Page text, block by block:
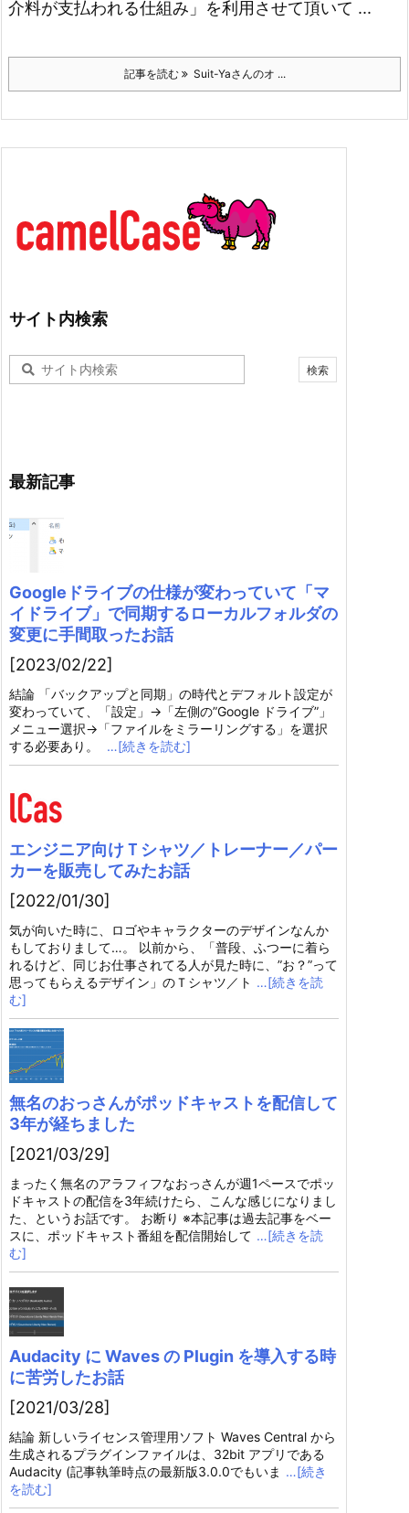
介料が支払われる仕組み」を利用させて頂いて ...
記事を読む Suit-Yaさんのオ ...
サイト内検索
最新記事
Googleドライブの仕様が変わっていて「マ
イドライブ」で同期するローカルフォルダの
変更に手間取ったお話
[2023/02/22]
結論 「バックアップと同期」の時代とデフォルト設定が
変わっていて、「設定」→「左側の”Google ドライブ”」
メニュー選択→「ファイルをミラーリングする」を選択
する必要あり。
…[続きを読む]
エンジニア向けＴシャツ／トレーナー／パー
カーを販売してみたお話
[2022/01/30]
気が向いた時に、ロゴやキャラクターのデザインなんか
もしておりまして…。 以前から、「普段、ふつーに着ら
れるけど、同じお仕事されてる人が見た時に、”お？”って
思ってもらえるデザイン」のＴシャツ／ト …[続きを読
む]
無名のおっさんがポッドキャストを配信して
3年が経ちました
[2021/03/29]
まったく無名のアラフィフなおっさんが週1ペースでポッ
ドキャストの配信を3年続けたら、こんな感じになりまし
た、というお話です。 お断り ※本記事は過去記事をベー
スに、ポッドキャスト番組を配信開始して …[続きを読
む]
Audacity に Waves の Plugin を導入する時
に苦労したお話
[2021/03/28]
結論 新しいライセンス管理用ソフト Waves Central から
生成されるプラグインファイルは、32bit アプリである
Audacity (記事執筆時点の最新版3.0.0でもいま …[続き
を読む]